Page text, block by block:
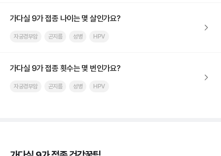
가다실 9가 접종 나이는 몇 살인가요?
자궁경부암 곤지름 성병 HPV
가다실 9가 접종 횟수는 몇 번인가요?
자궁경부암 곤지름 성병 HPV